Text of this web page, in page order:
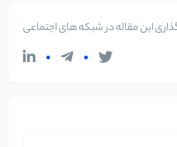
این مقاله در شبکه های اجتماعی